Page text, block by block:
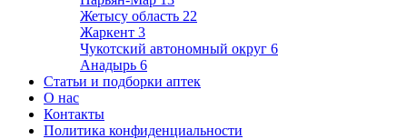
Жетысу область 22
Жаркент 3
Чукотский автономный округ 6
Анадырь 6
Статьи и подборки аптек
О нас
Контакты
Политика конфиденциальности